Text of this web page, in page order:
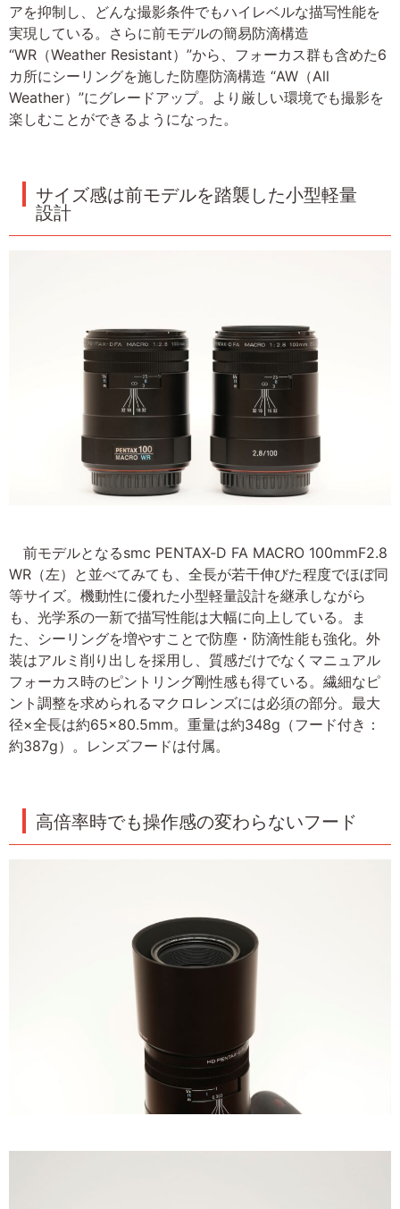
アを抑制し、どんな撮影条件でもハイレベルな描写性能を
実現している。さらに前モデルの簡易防滴構造
“WR（Weather Resistant）”から、フォーカス群も含めた6
カ所にシーリングを施した防塵防滴構造 “AW（All
Weather）”にグレードアップ。より厳しい環境でも撮影を
楽しむことができるようになった。
サイズ感は前モデルを踏襲した小型軽量
設計
前モデルとなるsmc PENTAX‐D FA MACRO 100mmF2.8
WR（左）と並べてみても、全長が若干伸びた程度でほぼ同
等サイズ。機動性に優れた小型軽量設計を継承しながら
も、光学系の一新で描写性能は大幅に向上している。ま
た、シーリングを増やすことで防塵・防滴性能も強化。外
装はアルミ削り出しを採用し、質感だけでなくマニュアル
フォーカス時のピントリング剛性感も得ている。繊細なピ
ント調整を求められるマクロレンズには必須の部分。最大
径×全長は約65×80.5mm。重量は約348g（フード付き：
約387g）。レンズフードは付属。
高倍率時でも操作感の変わらないフード